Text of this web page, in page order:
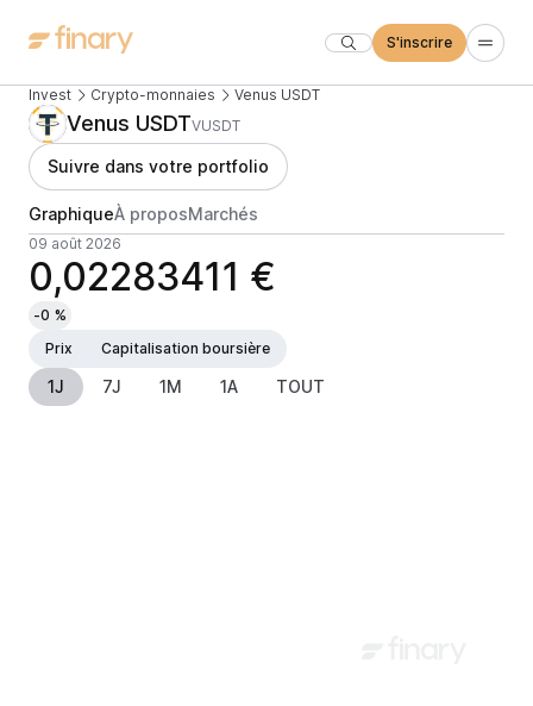
S'inscrire
Invest Crypto-monnaies Venus USDT
Venus USDTVUSDT
Suivre dans votre portfolio
GraphiqueÀ proposMarchés
09 août 2026
0,02283411 €
-0 %
Prix
Capitalisation boursière
1J 7J 1M 1A TOUT